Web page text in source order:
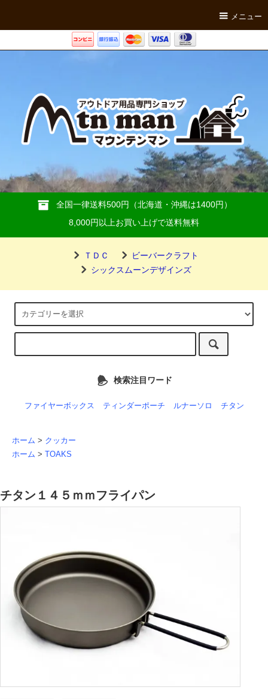
メニュー
全国一律送料500円（北海道・沖縄は1400円）
8,000円以上お買い上げで送料無料
ＴＤＣ
ビーバークラフト
シックスムーンデザインズ
検索注目ワード
ファイヤーボックス ティンダーポーチ ルナーソロ チタン
ホーム > クッカー
ホーム > TOAKS
チタン１４５ｍｍフライパン